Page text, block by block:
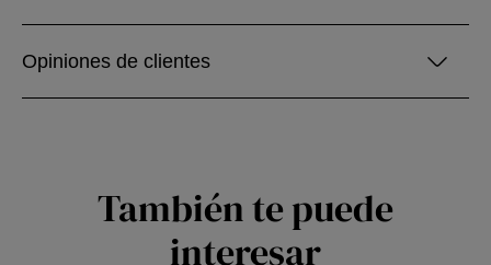
Opiniones de clientes
También te puede
interesar